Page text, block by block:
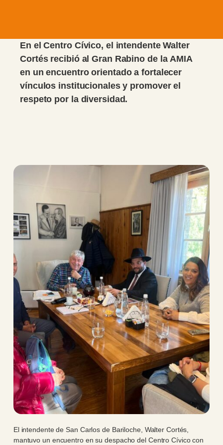
En el Centro Cívico, el intendente Walter
Cortés recibió al Gran Rabino de la AMIA
en un encuentro orientado a fortalecer
vínculos institucionales y promover el
respeto por la diversidad.
El intendente de San Carlos de Bariloche, Walter Cortés,
mantuvo un encuentro en su despacho del Centro Cívico con